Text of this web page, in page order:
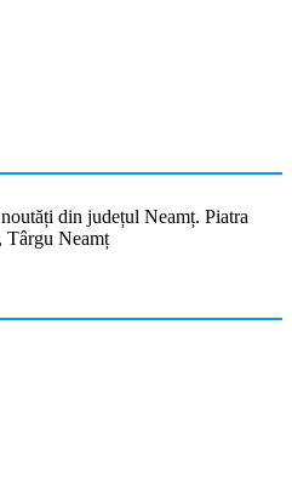
din județul Neamț. Piatra
Târgu Neamț